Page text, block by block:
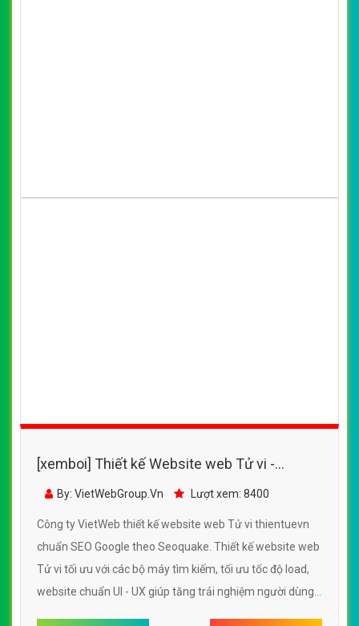
[xemboi] Thiết kế Website web Tử vi -
thientuevn
By: VietWebGroup.Vn Lượt xem: 8400
Công ty VietWeb thiết kế website web Tử vi thientuevn
chuẩn SEO Google theo Seoquake. Thiết kế website web
Tử vi tối ưu với các bộ máy tìm kiếm, tối ưu tốc độ load,
website chuẩn UI - UX giúp tăng trải nghiệm người dùng